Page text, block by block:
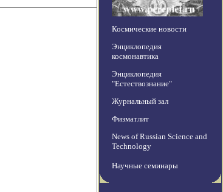
Космические новости
Энциклопедия
космонавтика
Энциклопедия
"Естествознание"
Журнальный зал
Физматлит
News of Russian Science and
Technology
Научные семинары